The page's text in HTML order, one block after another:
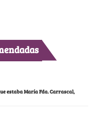
estaba María Fda. Carrascal,